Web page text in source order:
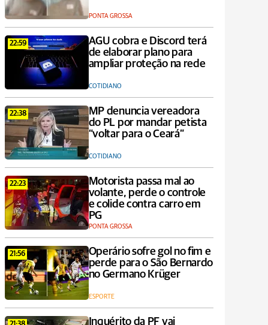
PONTA GROSSA
22:59
AGU cobra e Discord terá
de elaborar plano para
ampliar proteção na rede
COTIDIANO
22:38
MP denuncia vereadora
do PL por mandar petista
“voltar para o Ceará”
COTIDIANO
22:23
Motorista passa mal ao
volante, perde o controle
e colide contra carro em
PG
PONTA GROSSA
21:56
Operário sofre gol no fim e
perde para o São Bernardo
no Germano Krüger
ESPORTE
Inquérito da PF vai